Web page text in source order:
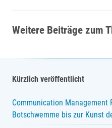
Weitere Beiträge zum
Kürzlich veröffentlicht
Communication Management
Botschwemme bis zur Kunst